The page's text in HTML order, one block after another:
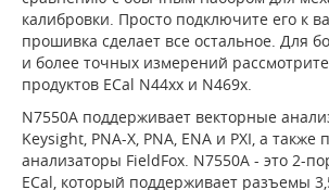
калибровки. Просто подключите его к
прошивка сделает все остальное. Для
и более точных измерений
продуктов ECal N44xx и N469x.
N7550A поддерживает векторные
Keysight, PNA-X, PNA, ENA и PXI, а также
анализаторы FieldFox. N7550A - это 2-
ECal, который поддерживает разъемы